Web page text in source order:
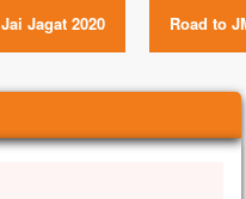
Jai Jagat 2020 Road to